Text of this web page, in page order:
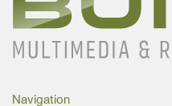
Navigation